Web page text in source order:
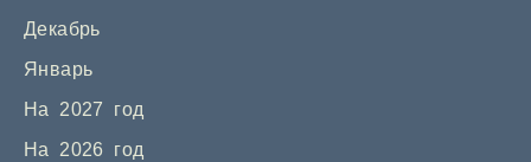
Декабрь
Январь
На 2027 год
На 2026 год